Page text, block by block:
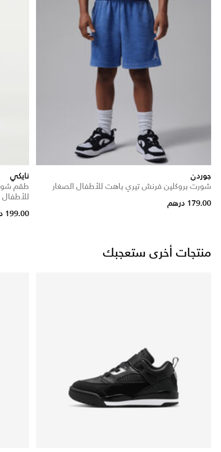
جوردن
شورت بروكلين فرنش تيري باهت للأطفال الصغار
179.00 درهم
نايكي
طقم
199.00 درهم
منتجات أخرى ستعجبك